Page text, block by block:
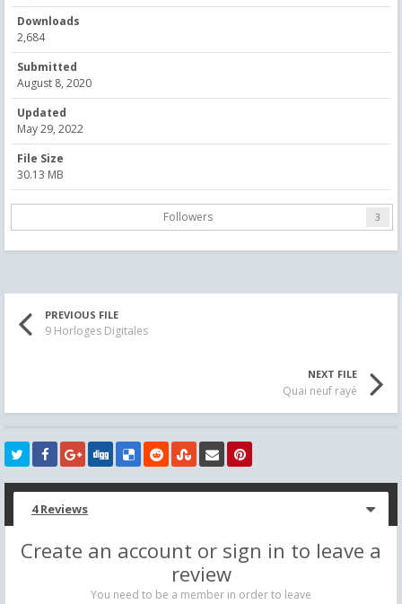
Downloads
2,684
Submitted
August 8, 2020
Updated
May 29, 2022
File Size
30.13 MB
Followers 3
PREVIOUS FILE
9 Horloges Digitales
NEXT FILE
Quai neuf rayé
4 Reviews
Create an account or sign in to leave a
review
You need to be a member in order to leave